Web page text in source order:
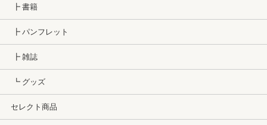
┣ 書籍
┣ パンフレット
┣ 雑誌
┗ グッズ
セレクト商品